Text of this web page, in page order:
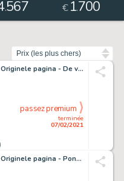
.567 € 1.700
Vandersteen, Willy - Originele pagina - De vrolijke Bengels met Suske en Wiske en Lambik - (1950)
terminée
07/02/2021
passez premium
Vandersteen, Willy - Originele pagina - Pontius en Pilatus (Vrolijke Bengels) - (1948)